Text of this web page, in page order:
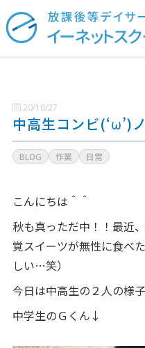
20/10/27
中高生コンビ(‘ω’)ノ
BLOG 作業 日常
こんにちは＾＾
秋も真っただ中！！最近
覚スイーツが無性に食べ
しい…笑）
今日は中高生の２人の様
中学生のＧくん↓